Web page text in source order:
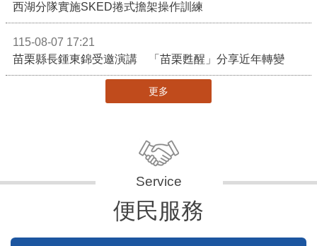
西湖分隊實施SKED捲式擔架操作訓練
115-08-07 17:21
苗栗縣長鍾東錦受邀演講 「苗栗甦醒」分享近年轉變
更多
便民服務